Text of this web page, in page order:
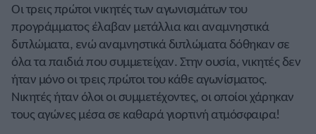
Οι τρεις πρώτοι νικητές των αγωνισμάτων του
προγράμματος έλαβαν μετάλλια και αναμνηστικά
διπλώματα, ενώ αναμνηστικά διπλώματα δόθηκαν σε
όλα τα παιδιά που συμμετείχαν. Στην ουσία, νικητές δεν
ήταν μόνο οι τρεις πρώτοι του κάθε αγωνίσματος.
Νικητές ήταν όλοι οι συμμετέχοντες, οι οποίοι χάρηκαν
τους αγώνες μέσα σε καθαρά γιορτινή ατμόσφαιρα!